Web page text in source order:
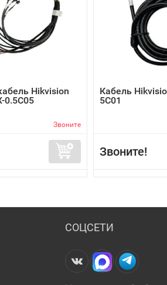
Hikvision
0.5C05
Звоните
Кабель
5C01
Звоните!
СОЦСЕТИ